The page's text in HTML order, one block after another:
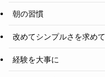
朝の習慣
改めてシンプルさを求めて
経験を大事に